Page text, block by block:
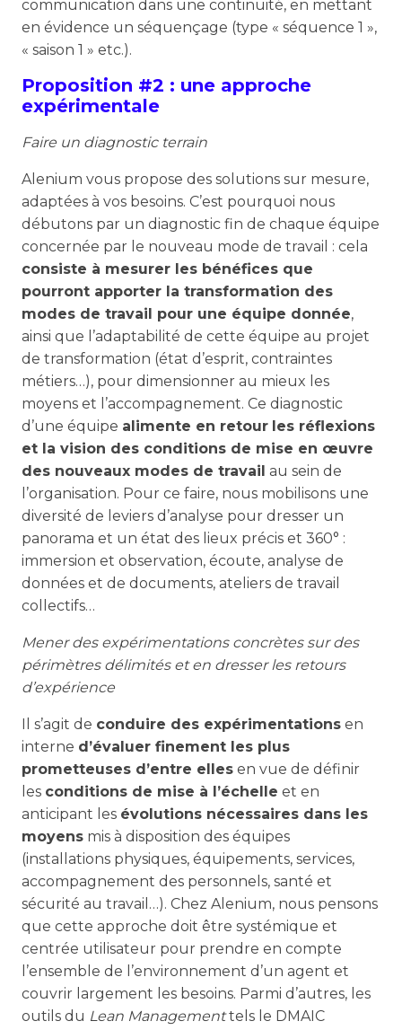
communication dans une continuité, en mettant
en évidence un séquençage (type « séquence 1 »,
« saison 1 » etc.).
Proposition #2 : une approche
expérimentale
Faire un diagnostic terrain
Alenium vous propose des solutions sur mesure,
adaptées à vos besoins. C’est pourquoi nous
débutons par un diagnostic fin de chaque équipe
concernée par le nouveau mode de travail : cela
consiste à mesurer les bénéfices que
pourront apporter la transformation des
modes de travail pour une équipe donnée,
ainsi que l’adaptabilité de cette équipe au projet
de transformation (état d’esprit, contraintes
métiers…), pour dimensionner au mieux les
moyens et l’accompagnement. Ce diagnostic
d’une équipe alimente en retour les réflexions
et la vision des conditions de mise en œuvre
des nouveaux modes de travail au sein de
l’organisation. Pour ce faire, nous mobilisons une
diversité de leviers d’analyse pour dresser un
panorama et un état des lieux précis et 360° :
immersion et observation, écoute, analyse de
données et de documents, ateliers de travail
collectifs…
Mener des expérimentations concrètes sur des
périmètres délimités et en dresser les retours
d’expérience
Il s’agit de conduire des expérimentations en
interne d’évaluer finement les plus
prometteuses d’entre elles en vue de définir
les conditions de mise à l’échelle et en
anticipant les évolutions nécessaires dans les
moyens mis à disposition des équipes
(installations physiques, équipements, services,
accompagnement des personnels, santé et
sécurité au travail…). Chez Alenium, nous pensons
que cette approche doit être systémique et
centrée utilisateur pour prendre en compte
l’ensemble de l’environnement d’un agent et
couvrir largement les besoins. Parmi d’autres, les
outils du Lean Managementtels le DMAIC